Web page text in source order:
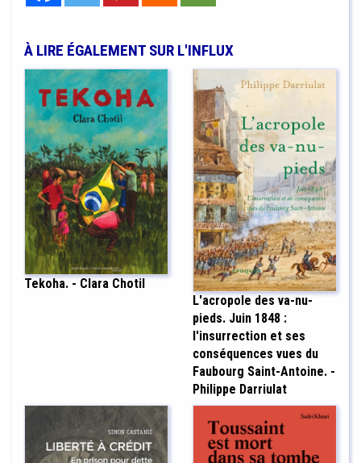
À LIRE ÉGALEMENT SUR L'INFLUX
Tekoha. - Clara Chotil
L'acropole des va-nu-
pieds. Juin 1848 :
l'insurrection et ses
conséquences vues du
Faubourg Saint-Antoine. -
Philippe Darriulat